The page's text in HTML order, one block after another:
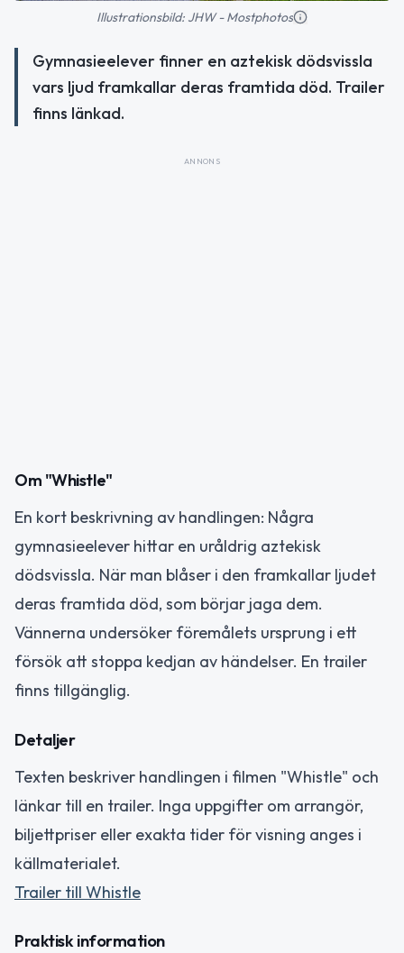
Illustrationsbild: JHW - Mostphotos
Gymnasieelever finner en aztekisk dödsvissla
vars ljud framkallar deras framtida död. Trailer
finns länkad.
ANNONS
Om "Whistle"
En kort beskrivning av handlingen: Några
gymnasieelever hittar en uråldrig aztekisk
dödsvissla. När man blåser i den framkallar ljudet
deras framtida död, som börjar jaga dem.
Vännerna undersöker föremålets ursprung i ett
försök att stoppa kedjan av händelser. En trailer
finns tillgänglig.
Detaljer
Texten beskriver handlingen i filmen "Whistle" och
länkar till en trailer. Inga uppgifter om arrangör,
biljettpriser eller exakta tider för visning anges i
källmaterialet.
Trailer till Whistle
Praktisk information